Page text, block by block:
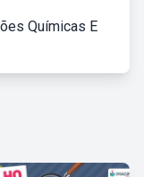
Químicas E